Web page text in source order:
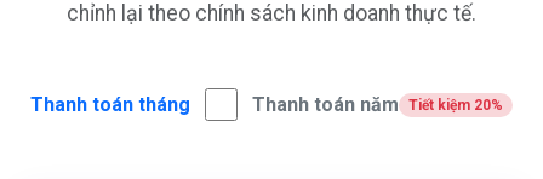
chỉnh lại theo chính sách kinh doanh thực tế.
Thanh toán tháng Thanh toán năm Tiết kiệm 20%